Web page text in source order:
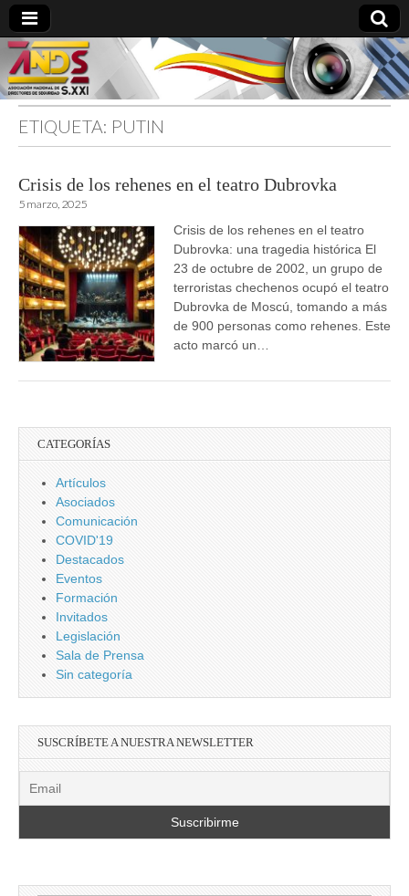
directoresdeseguridad.es
ETIQUETA: PUTIN
Crisis de los rehenes en el teatro Dubrovka
5 marzo, 2025
Crisis de los rehenes en el teatro
Dubrovka: una tragedia histórica El
23 de octubre de 2002, un grupo de
terroristas chechenos ocupó el teatro
Dubrovka de Moscú, tomando a más
de 900 personas como rehenes. Este
acto marcó un…
CATEGORÍAS
Artículos
Asociados
Comunicación
COVID'19
Destacados
Eventos
Formación
Invitados
Legislación
Sala de Prensa
Sin categoría
SUSCRÍBETE A NUESTRA NEWSLETTER